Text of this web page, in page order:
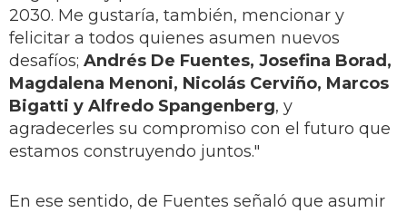
2030. Me gustaría, también, mencionar y
felicitar a todos quienes asumen nuevos
desafíos; Andrés De Fuentes, Josefina Borad,
Magdalena Menoni, Nicolás Cerviño, Marcos
Bigatti y Alfredo Spangenberg, y
agradecerles su compromiso con el futuro que
estamos construyendo juntos."
En ese sentido, de Fuentes señaló que asumir